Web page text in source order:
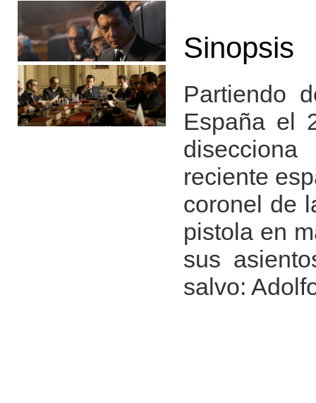
Sinopsis
Partiendo
España el
reciente
coronel de
pistola en
sus
salvo: